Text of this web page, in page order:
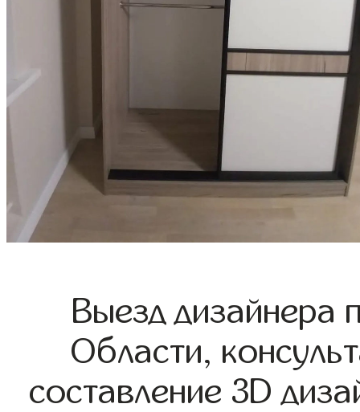
Выезд дизайнера
Области,
составление 3D